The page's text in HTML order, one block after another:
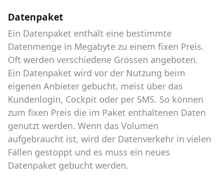
Datenpaket
Ein Datenpaket enthält eine bestimmte
Datenmenge in Megabyte zu einem fixen Preis.
Oft werden verschiedene Grössen angeboten.
Ein Datenpaket wird vor der Nutzung beim
eigenen Anbieter gebucht, meist über das
Kundenlogin, Cockpit oder per SMS. So können
zum fixen Preis die im Paket enthaltenen Daten
genutzt werden. Wenn das Volumen
aufgebraucht ist, wird der Datenverkehr in vielen
Fällen gestoppt und es muss ein neues
Datenpaket gebucht werden.